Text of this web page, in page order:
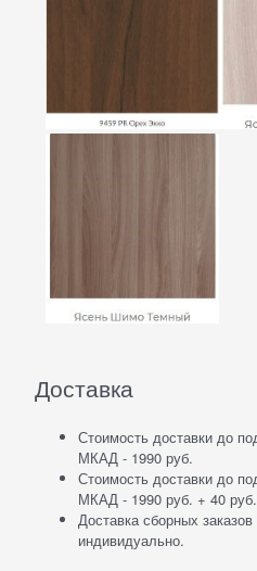
Доставка
Стоимость доставки до
МКАД - 1990 руб.
Стоимость доставки до
МКАД - 1990 руб. + 40
Доставка сборных
индивидуально.